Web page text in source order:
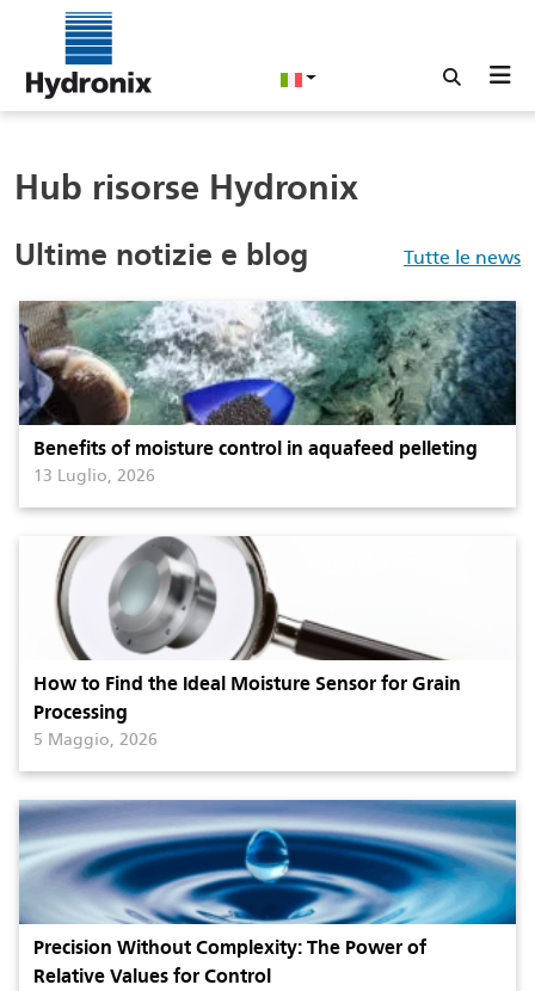
Hub risorse Hydronix
Ultime notizie e blog Tutte le news
Benefits of moisture control in aquafeed pelleting
13 Luglio, 2026
How to Find the Ideal Moisture Sensor for Grain
Processing
5 Maggio, 2026
Precision Without Complexity: The Power of
Relative Values for Control